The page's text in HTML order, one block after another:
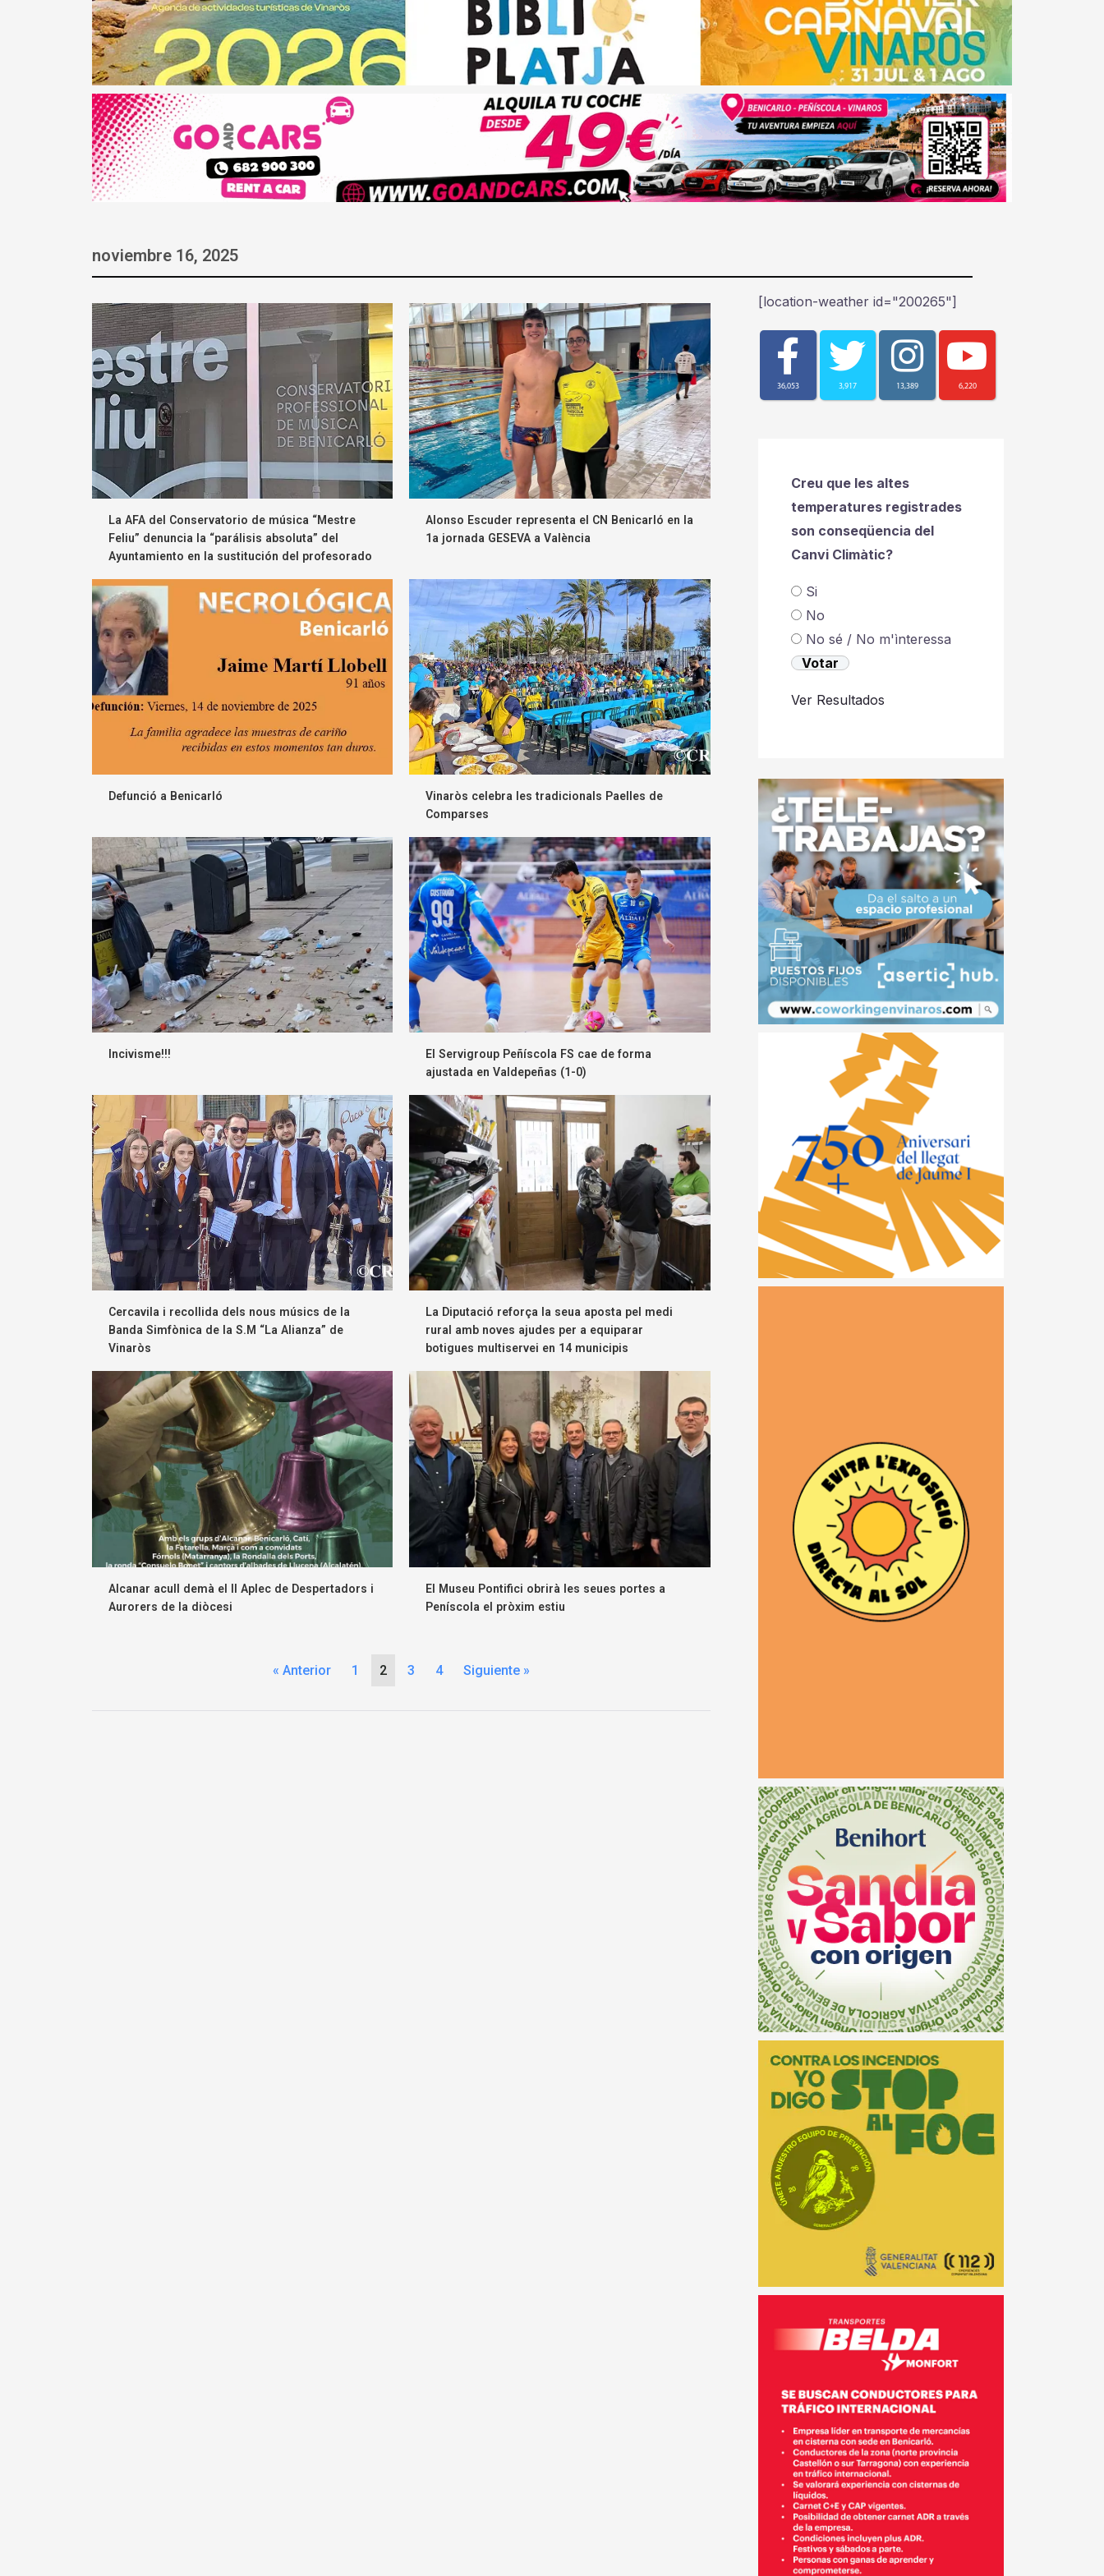
noviembre 16, 2025
La AFA del Conservatorio de música “Mestre
Feliu” denuncia la “parálisis absoluta” del
Ayuntamiento en la sustitución del profesorado
Alonso Escuder representa el CN Benicarló en la
1a jornada GESEVA a València
Defunció a Benicarló
Vinaròs celebra les tradicionals Paelles de
Comparses
Incivisme!!!
El Servigroup Peñíscola FS cae de forma
ajustada en Valdepeñas (1-0)
Cercavila i recollida dels nous músics de la
Banda Simfònica de la S.M “La Alianza” de
Vinaròs
La Diputació reforça la seua aposta pel medi
rural amb noves ajudes per a equiparar
botigues multiservei en 14 municipis
Alcanar acull demà el II Aplec de Despertadors i
Aurorers de la diòcesi
El Museu Pontifici obrirà les seues portes a
Peníscola el pròxim estiu
« Anterior 1 2 3 4 Siguiente »
[location-weather id="200265"]
36,053 3,917 13,389 6,220
Creu que les altes
temperatures registrades
son conseqüencia del
Canvi Climàtic?
Si
No
No sé / No m'ìnteressa
Ver Resultados